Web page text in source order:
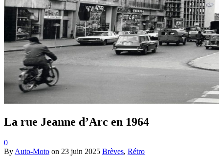
La rue Jeanne d’Arc en 1964
0
By Auto-Moto on 23 juin 2025 Brèves, Rétro